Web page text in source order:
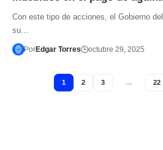
Con este tipo de acciones, el Gobierno
su…
PorEdgar Torres octubre 29, 2025
1 2 3 … 22